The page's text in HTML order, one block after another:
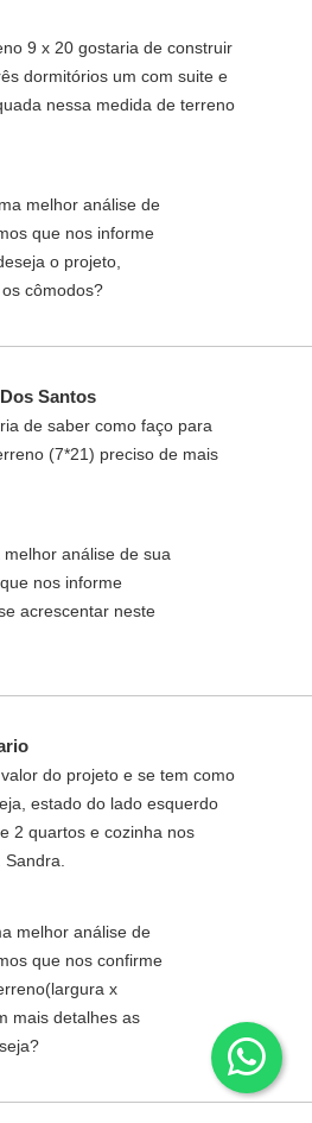
de seu terreno
9 x 20 gostaria de construir
dormitórios um com suite e
nessa medida de terreno
melhor análise de
que nos informe
o projeto,
cômodos?
Santos
de saber como faço para
(7*21) preciso de mais
análise de sua
nos informe
acrescentar neste
do projeto e se tem como
estado do lado esquerdo
2 quartos e cozinha nos
Sandra.
melhor análise de
que nos confirme
x
mais detalhes as